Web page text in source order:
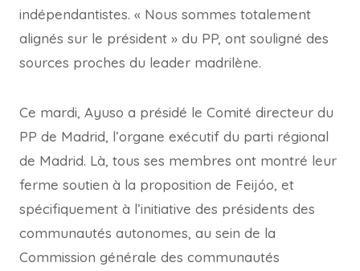
indépendantistes. « Nous sommes totalement
alignés sur le président » du PP, ont souligné des
sources proches du leader madrilène.
Ce mardi, Ayuso a présidé le Comité directeur du
PP de Madrid, l’organe exécutif du parti régional
de Madrid. Là, tous ses membres ont montré leur
ferme soutien à la proposition de Feijóo, et
spécifiquement à l’initiative des présidents des
communautés autonomes, au sein de la
Commission générale des communautés